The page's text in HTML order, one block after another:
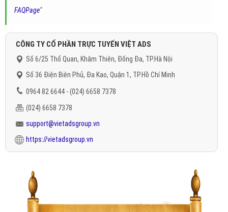
FAQPage"
CÔNG TY CỔ PHẦN TRỰC TUYẾN VIỆT ADS
Số 6/25 Thổ Quan, Khâm Thiên, Đống Đa, TP.Hà Nội
Số 36 Điện Biên Phủ, Đa Kao, Quận 1, TP.Hồ Chí Minh
0964 82 6644 - (024) 6658 7378
(024) 6658 7378
support@vietadsgroup.vn
https://vietadsgroup.vn